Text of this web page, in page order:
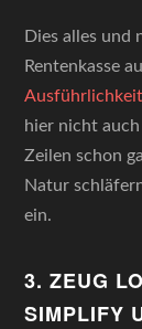
Dies alles und
Rentenkasse
Ausführlichkeit
hier nicht
Zeilen schon
Natur
ein.
3. ZEUG
SIMPLIFY